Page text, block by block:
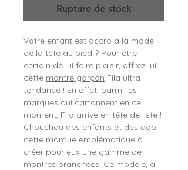
Rupture de stock
Votre enfant est accro à la mode
de la tête au pied ? Pour être
certain de lui faire plaisir, offrez lui
cette montre garçon Fila ultra
tendance ! En effet, parmi les
marques qui cartonnent en ce
moment, Fila arrive en tête de liste !
Chouchou des enfants et des ado,
cette marque emblématique à
créer pour eux une gamme de
montres branchées. Ce modèle, à